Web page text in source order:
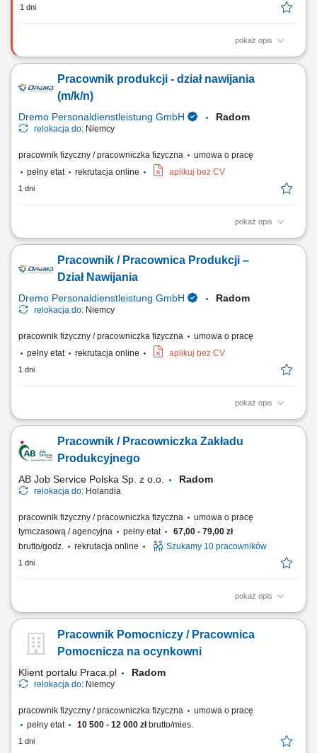
1 dni
pokaż opis
Twoje codzienne zadania: Bezpieczny transport wewnętrzny rolek
wymiany rolek, naciągu i usuwania uszkodzeń materiału. Kontrola
jakościowa odbieranych arkuszy papieru i właściwa paletyzacja towaru.
Pracownik produkcji - dział nawijania
(m/k/n)
Dremo Personaldienstleistung GmbH Radom
relokacja do: Niemcy
pracownik fizyczny / pracowniczka fizyczna
umowa o pracę
pełny etat
rekrutacja online aplikuj bez CV
1 dni
pokaż opis
Obowiązki: Nadzór i obsługa maszyn produkcyjnych / maszyn do
wprowadzeniem do użytku; Praca z narzędziami pomiarowymi;
Wymagania: Bardzo dobra koordynacja wzrokowo-ruchowa;
Pracownik / Pracownica Produkcji –
Dział Nawijania
Dremo Personaldienstleistung GmbH Radom
relokacja do: Niemcy
pracownik fizyczny / pracowniczka fizyczna
umowa o pracę
pełny etat
rekrutacja online aplikuj bez CV
1 dni
pokaż opis
Zakres obowiązków: obsługa oraz nadzór nad maszynami
dokumentacją i standardami jakości, przeprowadzanie kontroli
wizualnej elementów przed dalszym procesem produkcyjnym, praca z
Pracownik / Pracowniczka Zakładu
Produkcyjnego
AB Job Service Polska Sp. z o.o. Radom
relokacja do: Holandia
pracownik fizyczny / pracowniczka fizyczna
umowa o pracę
tymczasową / agencyjna
pełny etat
67,00 - 79,00 zł
brutto/godz.
rekrutacja online Szukamy 10 pracowników
1 dni
pokaż opis
Opis stanowiska wykonywanie prac produkcyjnych w zakładzie
obowiązującymi procedurami, dbanie o porządek i czystość stanowiska
pracy, przestrzeganie zasad bezpieczeństwa oraz standardów jakości,
Pracownik Pomocniczy / Pracownica
Pomocnicza na ocynkowni
Klient portalu Praca.pl Radom
relokacja do: Niemcy
pracownik fizyczny / pracowniczka fizyczna
umowa o pracę
pełny etat
10 500 - 12 000 złbrutto/mies.
1 dni